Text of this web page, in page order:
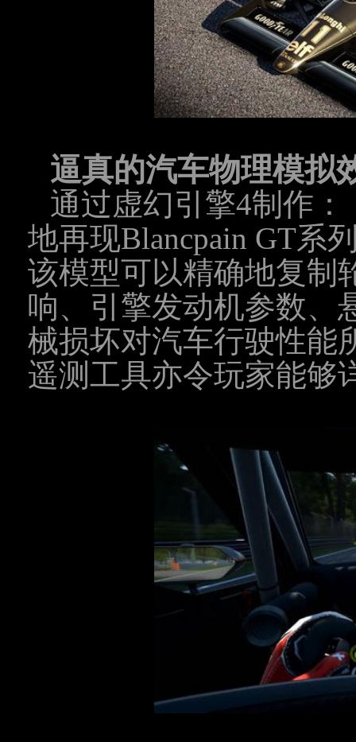
逼真的汽车物理模拟
通过虚幻引擎4制作
地再现Blancpain GT系
该模型可以精确地复制
响、引擎发动机参数、
械损坏对汽车行驶性能
遥测工具亦令玩家能够